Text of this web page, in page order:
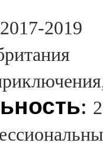
2017-2019
: